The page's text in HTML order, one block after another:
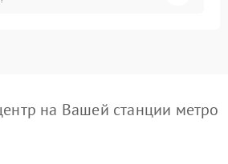
на Вашей станции метро